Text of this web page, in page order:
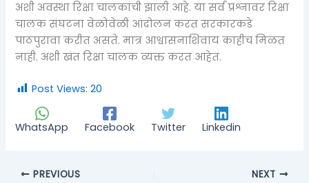
अशी अवस्था रिक्षा चालकांची झाली आहे. या सर्व प्रश्नावर रिक्षा
चालक संघटना वेळोवेळी आंदोलन करत सरकारकडे
पाठपुरावा करीत असते. मात्र आश्वासनाशिवाय काहीच मिळत
नाही. अशी खंत रिक्षा चालक व्यक्त करत आहेत.
Post Views: 20
WhatsApp Facebook Twitter Linkedin
PREVIOUS NEXT